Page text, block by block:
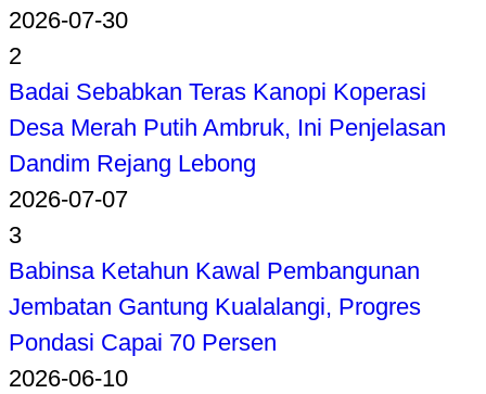
2026-07-30
2
Badai Sebabkan Teras Kanopi Koperasi
Desa Merah Putih Ambruk, Ini Penjelasan
Dandim Rejang Lebong
2026-07-07
3
Babinsa Ketahun Kawal Pembangunan
Jembatan Gantung Kualalangi, Progres
Pondasi Capai 70 Persen
2026-06-10